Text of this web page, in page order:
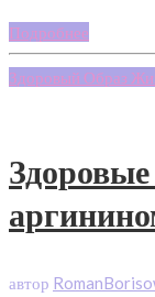
Подробнее
Здоровый Образ
автор